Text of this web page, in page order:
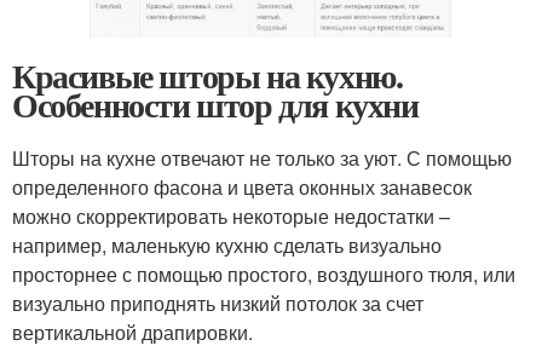
Красивые шторы на кухню.
Особенности штор для кухни
Шторы на кухне отвечают не только за уют. С помощью
определенного фасона и цвета оконных занавесок
можно скорректировать некоторые недостатки –
например, маленькую кухню сделать визуально
просторнее с помощью простого, воздушного тюля, или
визуально приподнять низкий потолок за счет
вертикальной драпировки.